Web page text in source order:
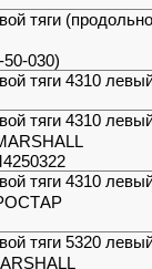
тяги
030)
тяги 4310
тяги 4310
тяги 4310
РОСТАР
тяги 5320